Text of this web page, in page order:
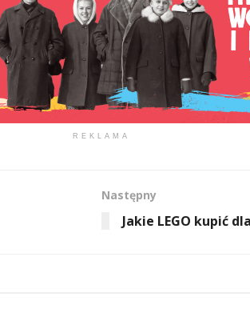
REKLAMA
Następny
Jakie LEGO kupić